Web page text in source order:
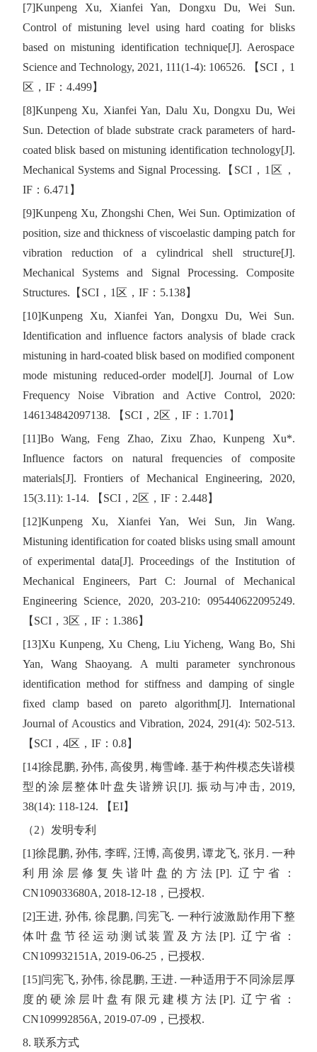
[7]Kunpeng Xu, Xianfei Yan, Dongxu Du, Wei Sun.
Control of mistuning level using hard coating for blisks
based on mistuning identification technique[J]. Aerospace
Science and Technology, 2021, 111(1-4): 106526.
【 SCI ， 1
区， IF： 4.499】
[8]Kunpeng Xu, Xianfei Yan, Dalu Xu, Dongxu Du, Wei
Sun. Detection of blade substrate crack parameters of hard-
coated blisk based on mistuning identification technology[J].
Mechanical Systems and Signal Processing. 【 SCI， 1 区，
IF： 6.471 】
[9]Kunpeng Xu, Zhongshi Chen, Wei Sun. Optimization of
position, size and thickness of viscoelastic damping patch for
vibration reduction of a cylindrical shell structure[J].
Mechanical Systems and Signal Processing. Composite
Structures. 【 SCI， 1 区， IF： 5.138】
[10]Kunpeng Xu, Xianfei Yan, Dongxu Du, Wei Sun.
Identification and influence factors analysis of blade crack
mistuning in hard-coated blisk based on modified component
mode mistuning reduced-order model[J]. Journal of Low
Frequency Noise Vibration and Active Control, 2020:
146134842097138.
【 SCI， 2区， IF： 1.701 】
[11]Bo Wang, Feng Zhao, Zixu Zhao, Kunpeng Xu*.
Influence factors on natural frequencies of composite
materials[J]. Frontiers of Mechanical Engineering, 2020,
15(3.11): 1-14.
【 SCI， 2区， IF： 2.448】
[12]Kunpeng Xu, Xianfei Yan, Wei Sun, Jin Wang.
Mistuning identification for coated blisks using small amount
of experimental data[J]. Proceedings of the Institution of
Mechanical Engineers, Part C: Journal of Mechanical
Engineering Science, 2020, 203-210: 095440622095249.
【 SCI， 3区， IF： 1.386】
[13]Xu Kunpeng, Xu Cheng, Liu Yicheng, Wang Bo, Shi
Yan, Wang Shaoyang. A multi parameter synchronous
identification method for stiffness and damping of single
fixed clamp based on pareto algorithm[J]. International
Journal of Acoustics and Vibration, 2024, 291(4): 502-513.
【 SCI， 4区， IF： 0.8】
[14]徐昆鹏, 孙伟, 高俊男 ,梅雪峰.基于构件模态失谐模
型的涂层整体叶盘失谐辨识 [J].振动与冲击, 2019,
38(14): 118-124.
【EI】
（2）发明专利
[1]徐昆鹏, 孙伟, 李晖, 汪博,高俊男,谭龙飞, 张月 .一种
利用涂层修复失谐叶盘的方法 [P].辽宁省：
CN109033680A, 2018-12-18，已授权.
[2]王进, 孙伟, 徐昆鹏, 闫宪飞. 一种行波激励作用下整
体叶盘节径运动测试装置及方法 [P]. 辽宁省：
CN109932151A, 2019-06-25，已授权.
[15]闫宪飞, 孙伟, 徐昆鹏, 王进. 一种适用于不同涂层厚
度的硬涂层叶盘有限元建模方法 [P]. 辽宁省：
CN109992856A, 2019-07-09，已授权.
8. 联系方式